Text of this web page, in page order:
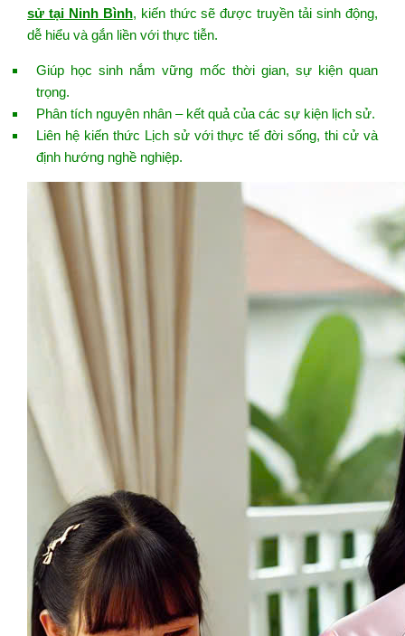
sử tại Ninh Bình, kiến thức sẽ được truyền tải sinh động,
dễ hiểu và gắn liền với thực tiễn.
Giúp học sinh nắm vững mốc thời gian, sự kiện quan
trọng.
Phân tích nguyên nhân – kết quả của các sự kiện lịch sử.
Liên hệ kiến thức Lịch sử với thực tế đời sống, thi cử và
định hướng nghề nghiệp.